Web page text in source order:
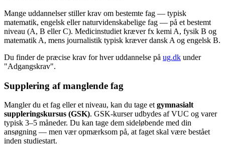
Mange uddannelser stiller krav om bestemte fag — typisk
matematik, engelsk eller naturvidenskabelige fag — på et bestemt
niveau (A, B eller C). Medicinstudiet kræver fx kemi A, fysik B og
matematik A, mens journalistik typisk kræver dansk A og engelsk B.
Du finder de præcise krav for hver uddannelse på ug.dk under
"Adgangskrav".
Supplering af manglende fag
Mangler du et fag eller et niveau, kan du tage etgymnasialt
suppleringskursus (GSK). GSK-kurser udbydes af VUC og varer
typisk 3–5 måneder. Du kan tage dem sideløbende med din
ansøgning — men vær opmærksom på, at faget skal være bestået
inden studiestart.